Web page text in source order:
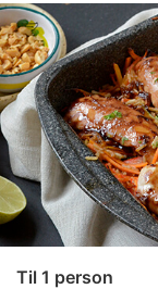
Til 1 person